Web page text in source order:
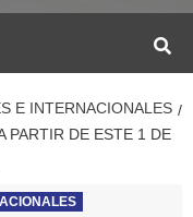
E INTERNACIONALES
PARTIR DE ESTE 1 DE